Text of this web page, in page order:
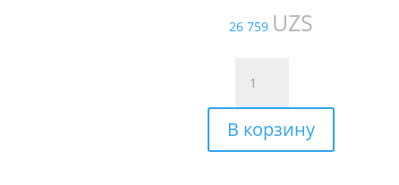
26 759 UZS
товара
Шприц
150мл
KD-
В корзину